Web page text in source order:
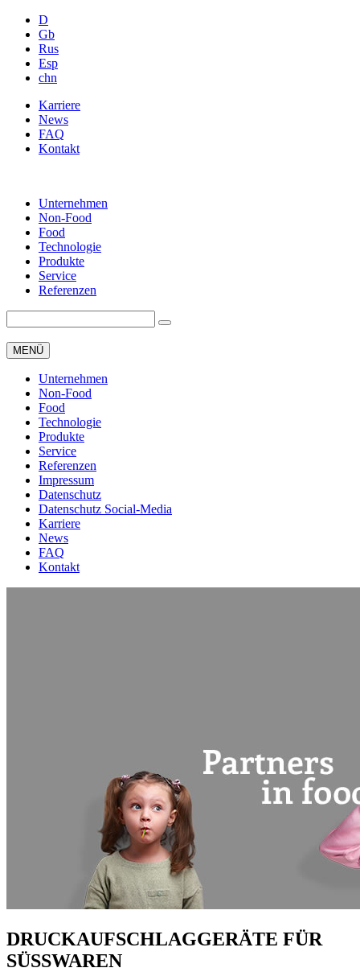
D
Gb
Rus
Esp
chn
Karriere
News
FAQ
Kontakt
Unternehmen
Non-Food
Food
Technologie
Produkte
Service
Referenzen
MENÜ
Unternehmen
Non-Food
Food
Technologie
Produkte
Service
Referenzen
Impressum
Datenschutz
Datenschutz Social-Media
Karriere
News
FAQ
Kontakt
DRUCKAUFSCHLAGGERÄTE FÜR
SÜSSWAREN